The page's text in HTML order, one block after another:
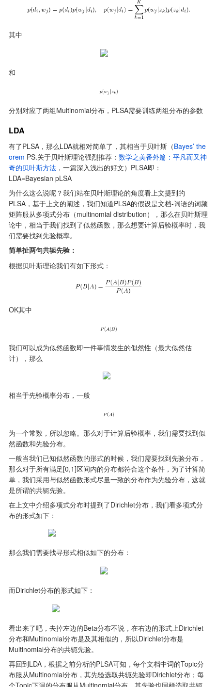
其中
和
分别对应了两组Multinomial分布，PLSA需要训练两组分布的参数
LDA
有了PLSA，那么LDA就相对简单了，其相当于贝叶斯（Bayes’ the
orem PS.关于贝叶斯理论强烈推荐： 数学之美番外篇：平凡而又神
奇的贝叶斯方法 ，一篇深入浅出的好文）PLSA即：
LDA=Bayesian pLSA
为什么这么说呢？我们站在贝叶斯理论的角度看上文提到的
PLSA，基于上文的阐述，我们知道PLSA的假设是文档-词语的词频
矩阵服从多项式分布（multinomial distribution），那么在贝叶斯理
论中，相当于我们找到了似然函数，那么想要计算后验概率时，我
们需要找到先验概率。
简单扯两句共轭先验：
根据贝叶斯理论我们有如下形式：
OK其中
我们可以成为似然函数即一件事情发生的似然性（最大似然估
计），那么
相当于先验概率分布，一般
为一个常数，所以忽略。那么对于计算后验概率，我们需要找到似
然函数和先验分布。
一般当我们已知似然函数的形式的时候，我们需要找到先验分布，
那么对于所有满足[0,1]区间内的分布都符合这个条件，为了计算简
单，我们采用与似然函数形式尽量一致的分布作为先验分布，这就
是所谓的共轭先验。
在上文中介绍多项式分布时提到了Dirichlet分布，我们看多项式分
布的形式如下：
那么我们需要找寻形式相似如下的分布：
而Dirichlet分布的形式如下：
看出来了吧，去掉左边的Beta分布不说，在右边的形式上Dirichlet
分布和Multinomial分布是及其相似的，所以Dirichlet分布是
Multinomial分布的共轭先验。
再回到LDA，根据之前分析的PLSA可知，每个文档中词的Topic分
布服从Multinomial分布，其先验选取共轭先验即Dirichlet分布；每